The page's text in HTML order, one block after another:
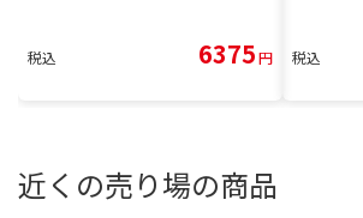
税込 6375円 税込
近くの売り場の商品